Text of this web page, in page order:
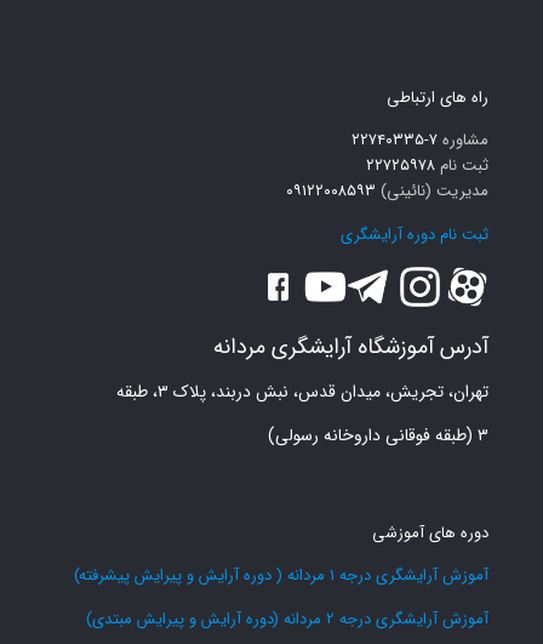
راه های ارتباطی
مشاوره۷-۲۲۷۴۰۳۳۵
ثبت نام ۲۲۷۲۵۹۷۸
مدیریت (نائینی) ۰۹۱۲۲۰۰۸۵۹۳
ثبت نام دوره آرایشگری
آدرس آموزشگاه آرایشگری مردانه
تهران، تجریش، میدان قدس، نبش دربند، پلاک ۳، طبقه
۳ (طبقه فوقانی داروخانه رسولی)
دوره های آموزشی
آموزش آرایشگری درجه 1 مردانه ( دوره آرایش و پیرایش پیشرفته)
آموزش آرایشگری درجه 2 مردانه (دوره آرایش و پیرایش مبتدی)